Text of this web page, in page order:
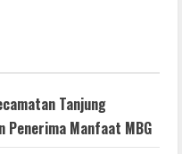
Tanjung
Manfaat MBG